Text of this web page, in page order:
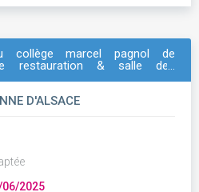
collège marcel pagnol de
& salle des
D'ALSACE
06/2025